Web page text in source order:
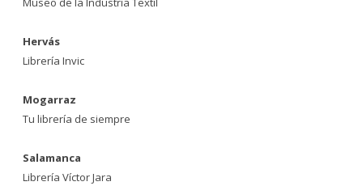
Hervás
Librería Invic
Mogarraz
Tu librería de siempre
Salamanca
Librería Víctor Jara